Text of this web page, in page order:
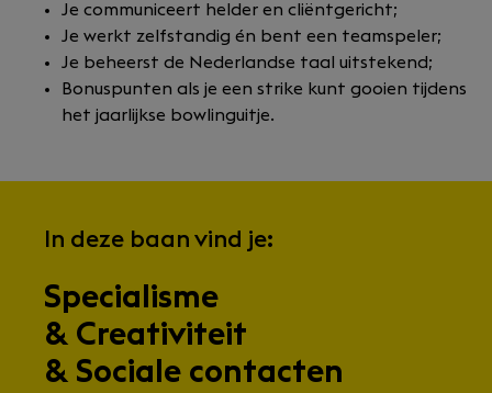
Je communiceert helder en cliëntgericht;
Je werkt zelfstandig én bent een teamspeler;
Je beheerst de Nederlandse taal uitstekend;
Bonuspunten als je een strike kunt gooien tijdens
het jaarlijkse bowlinguitje.
In deze baan vind je:
Specialisme
& Creativiteit
& Sociale contacten